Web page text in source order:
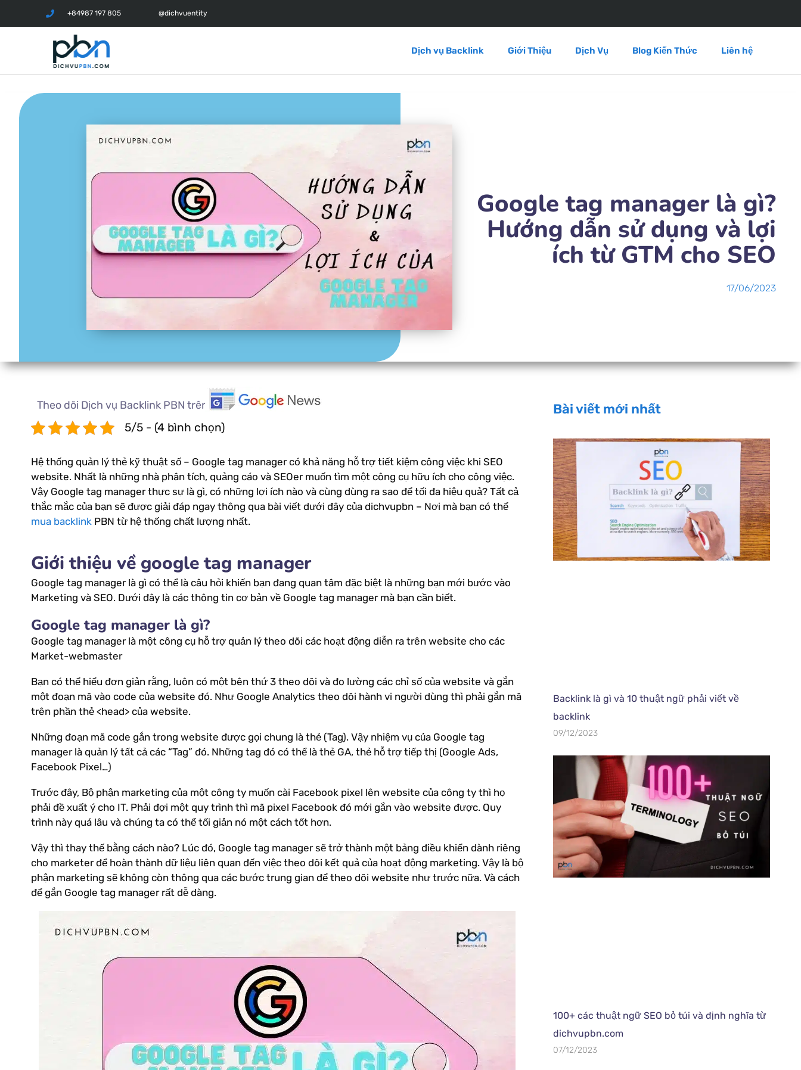
+84987 197 805 @dichvuentity
Dịch vụ Backlink Giới Thiệu Dịch Vụ Blog Kiến Thức Liên hệ
Google tag manager là gì?
Hướng dẫn sử dụng và lợi
ích từ GTM cho SEO
17/06/2023
Theo dõi Dịch vụ Backlink PBN trên
5/5 - (4 bình chọn)
Hệ thống quản lý thẻ kỹ thuật số – Google tag manager có khả năng hỗ trợ tiết kiệm công việc khi SEO
website. Nhất là những nhà phân tích, quảng cáo và SEOer muốn tìm một công cụ hữu ích cho công việc.
Vậy Google tag manager thực sự là gì, có những lợi ích nào và cùng dùng ra sao để tối đa hiệu quả? Tất cả
thắc mắc của bạn sẽ được giải đáp ngay thông qua bài viết dưới đây của dichvupbn – Nơi mà bạn có thể
mua backlink PBN từ hệ thống chất lượng nhất.
Giới thiệu về google tag manager
Google tag manager là gì có thể là câu hỏi khiến bạn đang quan tâm đặc biệt là những bạn mới bước vào
Marketing và SEO. Dưới đây là các thông tin cơ bản về Google tag manager mà bạn cần biết.
Google tag manager là gì?
Google tag manager là một công cụ hỗ trợ quản lý theo dõi các hoạt động diễn ra trên website cho các
Market-webmaster
Bạn có thể hiểu đơn giản rằng, luôn có một bên thứ 3 theo dõi và đo lường các chỉ số của website và gắn
một đoạn mã vào code của website đó. Như Google Analytics theo dõi hành vi người dùng thì phải gắn mã
trên phần thẻ <head> của website.
Những đoạn mã code gắn trong website được gọi chung là thẻ (Tag). Vậy nhiệm vụ của Google tag
manager là quản lý tất cả các “Tag” đó. Những tag đó có thể là thẻ GA, thẻ hỗ trợ tiếp thị (Google Ads,
Facebook Pixel…)
Trước đây, Bộ phận marketing của một công ty muốn cài Facebook pixel lên website của công ty thì họ
phải đề xuất ý cho IT. Phải đợi một quy trình thì mã pixel Facebook đó mới gắn vào website được. Quy
trình này quá lâu và chúng ta có thể tối giản nó một cách tốt hơn.
Vậy thì thay thế bằng cách nào? Lúc đó, Google tag manager sẽ trở thành một bảng điều khiển dành riêng
cho marketer để hoàn thành dữ liệu liên quan đến việc theo dõi kết quả của hoạt động marketing. Vậy là bộ
phận marketing sẽ không còn thông qua các bước trung gian để theo dõi website như trước nữa. Và cách
để gắn Google tag manager rất dễ dàng.
Bài viết mới nhất
Backlink là gì và 10 thuật ngữ phải viết về
backlink
09/12/2023
100+ các thuật ngữ SEO bỏ túi và định nghĩa từ
dichvupbn.com
07/12/2023